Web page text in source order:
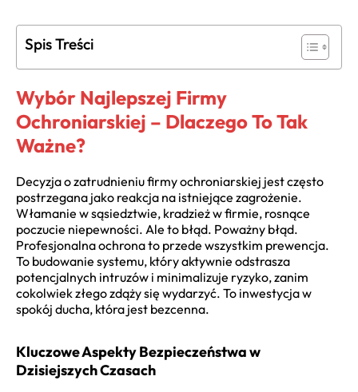
Spis Treści
Wybór Najlepszej Firmy
Ochroniarskiej – Dlaczego To Tak
Ważne?
Decyzja o zatrudnieniu firmy ochroniarskiej jest często
postrzegana jako reakcja na istniejące zagrożenie.
Włamanie w sąsiedztwie, kradzież w firmie, rosnące
poczucie niepewności. Ale to błąd. Poważny błąd.
Profesjonalna ochrona to przede wszystkim prewencja.
To budowanie systemu, który aktywnie odstrasza
potencjalnych intruzów i minimalizuje ryzyko, zanim
cokolwiek złego zdąży się wydarzyć. To inwestycja w
spokój ducha, która jest bezcenna.
Kluczowe Aspekty Bezpieczeństwa w
Dzisiejszych Czasach